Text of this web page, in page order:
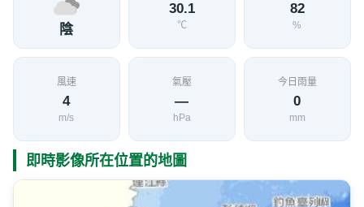
陰
30.1
℃
82
%
風速
4
m/s
氣壓
—
hPa
今日雨量
0
mm
即時影像所在位置的地圖